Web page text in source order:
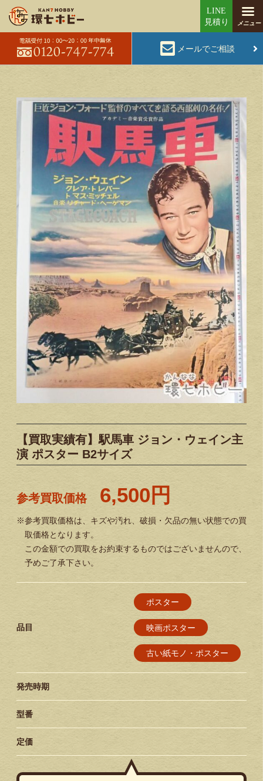
メールでご相談
【買取実績有】駅馬車 ジョン・ウェイン主
演 ポスター B2サイズ
参考買取価格 6,500円
※参考買取価格は、キズや汚れ、破損・欠品の無い状態での買
取価格となります。
この金額での買取をお約束するものではございませんので、
予めご了承下さい。
品目
ポスター
映画ポスター
古い紙モノ・ポスター
発売時期
型番
定価